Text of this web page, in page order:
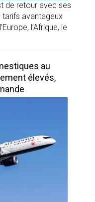
de retour avec ses
tarifs avantageux
l’Afrique, le
au
élevés,